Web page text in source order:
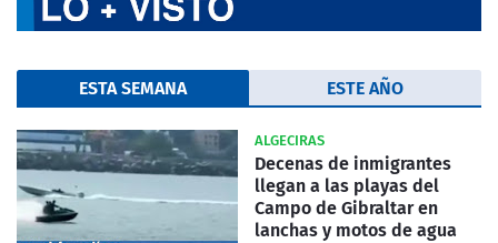
ESTA SEMANA ESTE AÑO
ALGECIRAS
Decenas de inmigrantes
llegan a las playas del
Campo de Gibraltar en
lanchas y motos de agua